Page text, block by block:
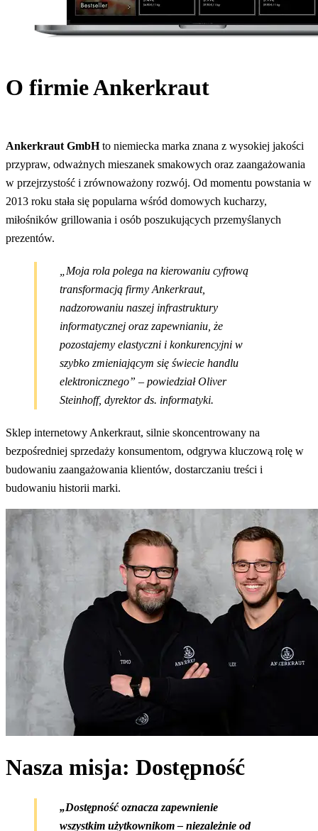
O firmie Ankerkraut
Ankerkraut GmbHto niemiecka marka znana z wysokiej jakości
przypraw, odważnych mieszanek smakowych oraz zaangażowania
w przejrzystość i zrównoważony rozwój. Od momentu powstania w
2013 roku stała się popularna wśród domowych kucharzy,
miłośników grillowania i osób poszukujących przemyślanych
prezentów.
„Moja rola polega na kierowaniu cyfrową
transformacją firmy Ankerkraut,
nadzorowaniu naszej infrastruktury
informatycznej oraz zapewnianiu, że
pozostajemy elastyczni i konkurencyjni w
szybko zmieniającym się świecie handlu
elektronicznego” – powiedział Oliver
Steinhoff, dyrektor ds. informatyki.
Sklep internetowy Ankerkraut, silnie skoncentrowany na
bezpośredniej sprzedaży konsumentom, odgrywa kluczową rolę w
budowaniu zaangażowania klientów, dostarczaniu treści i
budowaniu historii marki.
Nasza misja: Dostępność
„Dostępność oznacza zapewnienie
wszystkim użytkownikom – niezależnie od